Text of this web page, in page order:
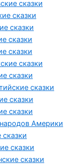
сказки
сказки
сказки
сказки
сказки
сказки
сказки
сказки
сказки
сказки
Америки
сказки
сказки
сказки